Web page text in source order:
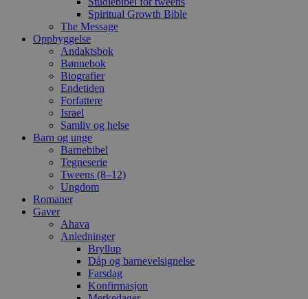
Spiritual Growth Bible
The Message
Oppbyggelse
Andaktsbok
Bønnebok
Biografier
Endetiden
Forfattere
Israel
Samliv og helse
Barn og unge
Barnebibel
Tegneserie
Tweens (8–12)
Ungdom
Romaner
Gaver
Ahava
Anledninger
Bryllup
Dåp og barnevelsignelse
Farsdag
Konfirmasjon